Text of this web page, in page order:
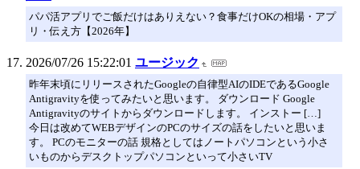
パパ活アプリでご飯だけはありえない？食事だけOKの相場・アプ
リ・伝え方【2026年】
2026/07/26 15:22:01 ユージック
昨年末頃にリリースされたGoogleの自律型AIのIDEであるGoogle
Antigravityを使ってみたいと思います。 ダウンロード Google
Antigravityのサイトからダウンロードします。 インストー […]
今日は改めてWEBデザインのPCのサイズの話をしたいと思いま
す。 PCのモニターの話 規格としてはノートパソコンという小さ
いものからデスクトップパソコンといって小さいTV